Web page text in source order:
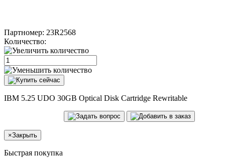
Партномер: 23R2568
Количество:
IBM 5.25 UDO 30GB Optical Disk Cartridge Rewritable
×Закрыть
Быстрая покупка